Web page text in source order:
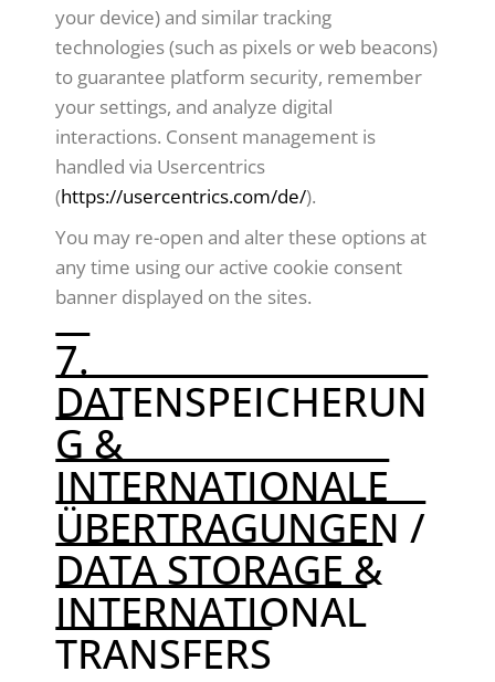
your device) and similar tracking
technologies (such as pixels or web beacons)
to guarantee platform security, remember
your settings, and analyze digital
interactions. Consent management is
handled via Usercentrics
(https://usercentrics.com/de/).
You may re-open and alter these options at
any time using our active cookie consent
banner displayed on the sites.
7.
DATENSPEICHERUN
G &
INTERNATIONALE
ÜBERTRAGUNGEN /
DATA STORAGE &
INTERNATIONAL
TRANSFERS